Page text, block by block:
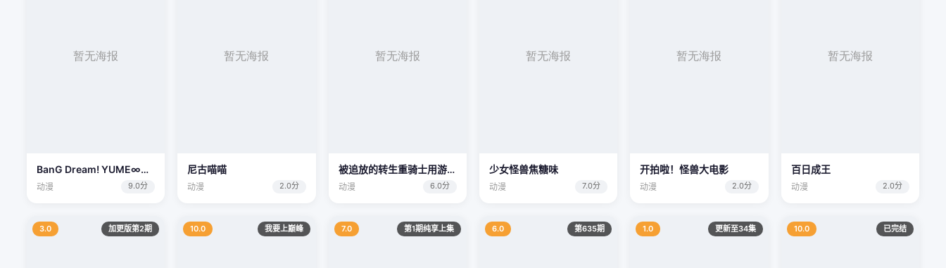
BanG Dream! YUME∞MITA
动漫 9.0分
尼古喵喵
动漫 2.0分
被追放的转生重骑士用游戏知识开无双
动漫 6.0分
少女怪兽焦糖味
动漫 7.0分
开拍啦！怪兽大电影
动漫 2.0分
百日成王
动漫 2.0分
3.0 加更版第2期 10.0 我要上巅峰 7.0 第1期纯享上集 6.0 第635期 1.0 更新至34集 10.0 已完结